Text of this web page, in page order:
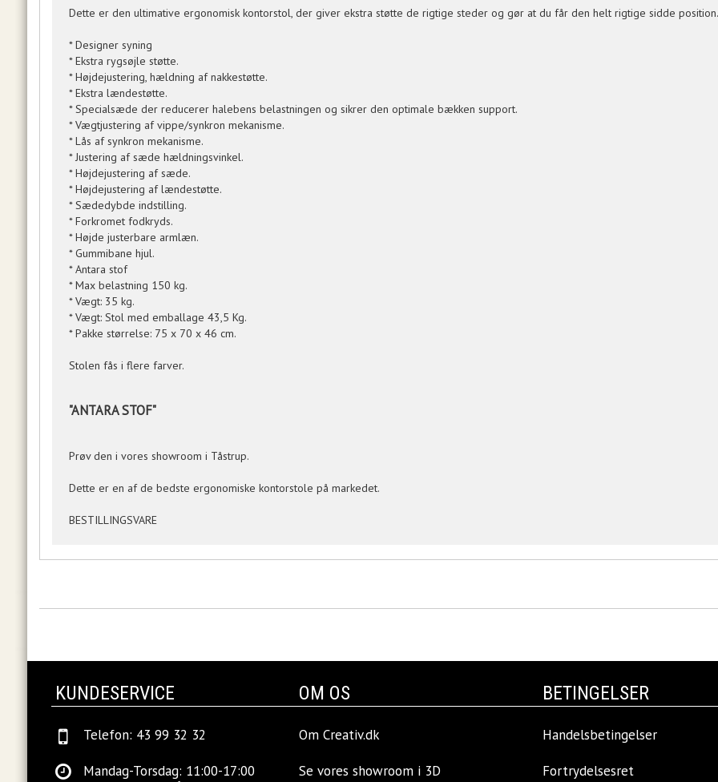
Dette er den ultimative ergonomisk kontorstol, der giver ekstra støtte de rigtige steder og gør at du får den helt rigtige sidde position.
* Designer syning
* Ekstra rygsøjle støtte.
* Højdejustering, hældning af nakkestøtte.
* Ekstra lændestøtte.
* Specialsæde der reducerer halebens belastningen og sikrer den optimale bækken support.
* Vægtjustering af vippe/synkron mekanisme.
* Lås af synkron mekanisme.
* Justering af sæde hældningsvinkel.
* Højdejustering af sæde.
* Højdejustering af lændestøtte.
* Sædedybde indstilling.
* Forkromet fodkryds.
* Højde justerbare armlæn.
* Gummibane hjul.
* Antara stof
* Max belastning 150 kg.
* Vægt: 35 kg.
* Vægt: Stol med emballage 43,5 Kg.
* Pakke størrelse: 75 x 70 x 46 cm.
Stolen fås i flere farver.
"ANTARA STOF"
Prøv den i vores showroom i Tåstrup.
Dette er en af de bedste ergonomiske kontorstole på markedet.
BESTILLINGSVARE
KUNDESERVICE
Telefon: 43 99 32 32
Mandag-Torsdag: 11:00-17:00
OM OS
Om Creativ.dk
Se vores showroom i 3D
BETINGELSER
Handelsbetingelser
Fortrydelsesret